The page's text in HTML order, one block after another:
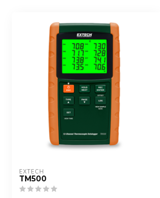
EXTECH
TM500